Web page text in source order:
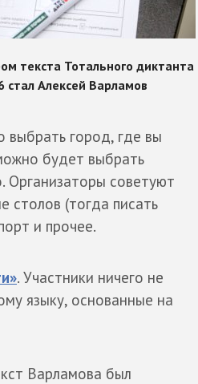
выбрать город, где вы
будет выбрать
советуют
столов (тогда писать
и прочее.
. Участники ничего не
языку, основанные на
Варламова был